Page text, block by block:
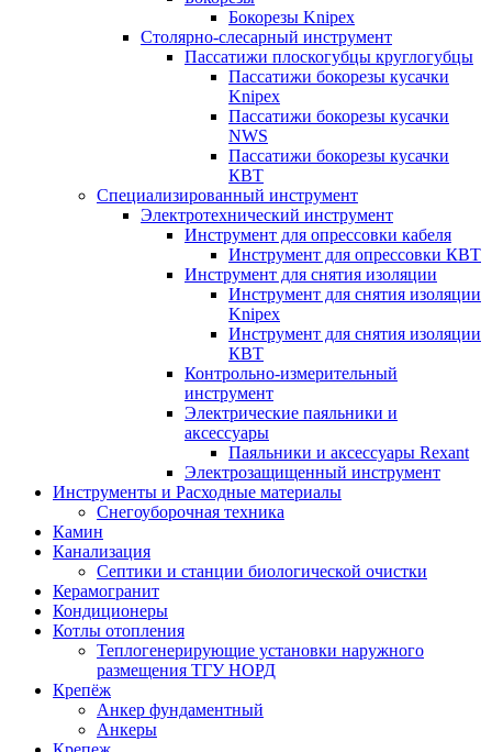
Бокорезы Knipex
Столярно-слесарный инструмент
Пассатижи плоскогубцы круглогубцы
Пассатижи бокорезы кусачки
Knipex
Пассатижи бокорезы кусачки
NWS
Пассатижи бокорезы кусачки
КВТ
Специализированный инструмент
Электротехнический инструмент
Инструмент для опрессовки кабеля
Инструмент для опрессовки КВТ
Инструмент для снятия изоляции
Инструмент для снятия изоляции
Knipex
Инструмент для снятия изоляции
КВТ
Контрольно-измерительный
инструмент
Электрические паяльники и
аксессуары
Паяльники и аксессуары Rexant
Электрозащищенный инструмент
Инструменты и Расходные материалы
Снегоуборочная техника
Камин
Канализация
Септики и станции биологической очистки
Керамогранит
Кондиционеры
Котлы отопления
Теплогенерирующие установки наружного
размещения ТГУ НОРД
Крепёж
Анкер фундаментный
Анкеры